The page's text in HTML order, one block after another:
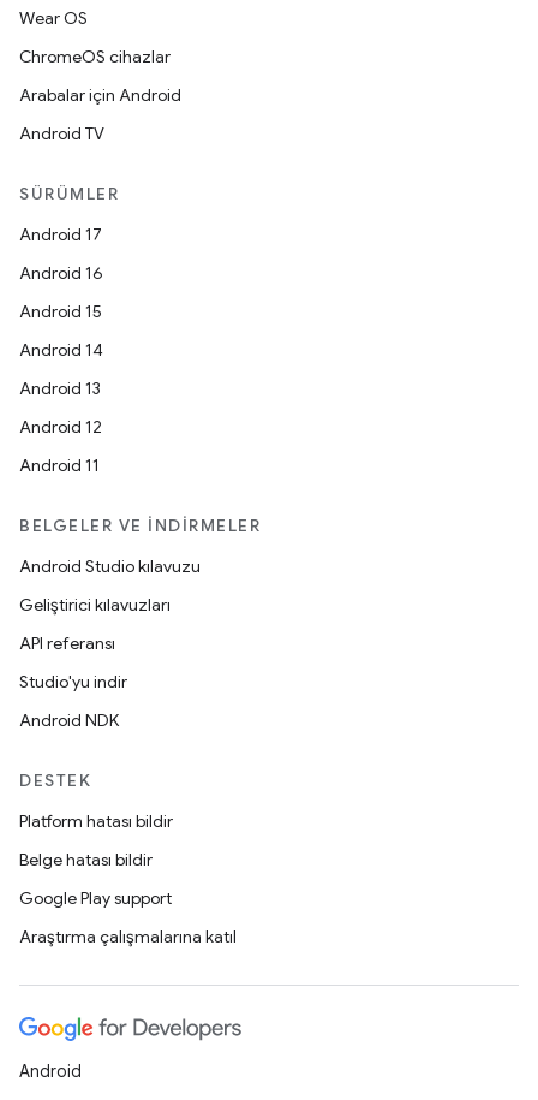
Wear OS
ChromeOS cihazlar
Arabalar için Android
Android TV
SÜRÜMLER
Android 17
Android 16
Android 15
Android 14
Android 13
Android 12
Android 11
BELGELER VE İNDIRMELER
Android Studio kılavuzu
Geliştirici kılavuzları
API referansı
Studio'yu indir
Android NDK
DESTEK
Platform hatası bildir
Belge hatası bildir
Google Play support
Araştırma çalışmalarına katıl
Android